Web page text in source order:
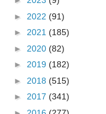
► 2022 (91)
► 2021 (185)
► 2020 (82)
► 2019 (182)
► 2018 (515)
► 2017 (341)